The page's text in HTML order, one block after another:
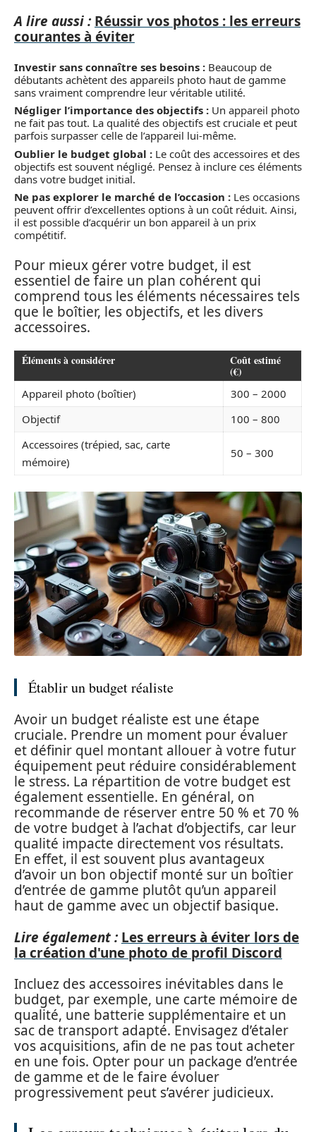
A lire aussi : Réussir vos photos : les erreurs
courantes à éviter
Investir sans connaître ses besoins : Beaucoup de
débutants achètent des appareils photo haut de gamme
sans vraiment comprendre leur véritable utilité.
Négliger l’importance des objectifs : Un appareil photo
ne fait pas tout. La qualité des objectifs est cruciale et peut
parfois surpasser celle de l’appareil lui-même.
Oublier le budget global : Le coût des accessoires et des
objectifs est souvent négligé. Pensez à inclure ces éléments
dans votre budget initial.
Ne pas explorer le marché de l’occasion : Les occasions
peuvent offrir d’excellentes options à un coût réduit. Ainsi,
il est possible d’acquérir un bon appareil à un prix
compétitif.
Pour mieux gérer votre budget, il est
essentiel de faire un plan cohérent qui
comprend tous les éléments nécessaires tels
que le boîtier, les objectifs, et les divers
accessoires.
Éléments à considérer Coût estimé
(€)
Appareil photo (boîtier)
300 – 2000
Objectif
100 – 800
Accessoires (trépied, sac, carte
mémoire)
50 – 300
Établir un budget réaliste
Avoir un budget réaliste est une étape
cruciale. Prendre un moment pour évaluer
et définir quel montant allouer à votre futur
équipement peut réduire considérablement
le stress. La répartition de votre budget est
également essentielle. En général, on
recommande de réserver entre 50 % et 70 %
de votre budget à l’achat d’objectifs, car leur
qualité impacte directement vos résultats.
En effet, il est souvent plus avantageux
d’avoir un bon objectif monté sur un boîtier
d’entrée de gamme plutôt qu’un appareil
haut de gamme avec un objectif basique.
Lire également : Les erreurs à éviter lors de
la création d'une photo de profil Discord
Incluez des accessoires inévitables dans le
budget, par exemple, une carte mémoire de
qualité, une batterie supplémentaire et un
sac de transport adapté. Envisagez d’étaler
vos acquisitions, afin de ne pas tout acheter
en une fois. Opter pour un package d’entrée
de gamme et de le faire évoluer
progressivement peut s’avérer judicieux.